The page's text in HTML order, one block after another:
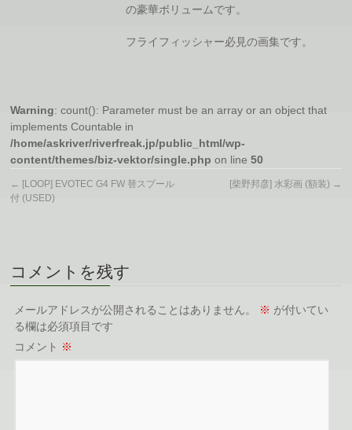
の豪華ボリュームです。
フライフィッシャー必見の画集です。
Warning: count(): Parameter must be an array or an object that
implements Countable in
/home/askriver/riverfreak.jp/public_html/wp-
content/themes/biz-vektor/single.php on line50
← [LOOP] EVOTEC G4 FW 替スプール
付 (USED)
[柴野邦彦] 水彩画 (額装) →
コメントを残す
メールアドレスが公開されることはありません。 ※ が付いてい
る欄は必須項目です
コメント ※